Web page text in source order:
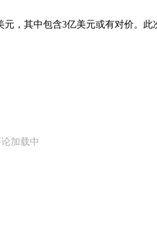
其中包含3亿美元或有对价。此
加载中